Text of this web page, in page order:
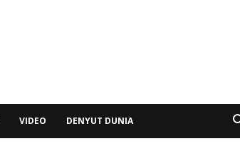
VIDEO DENYUT DUNIA